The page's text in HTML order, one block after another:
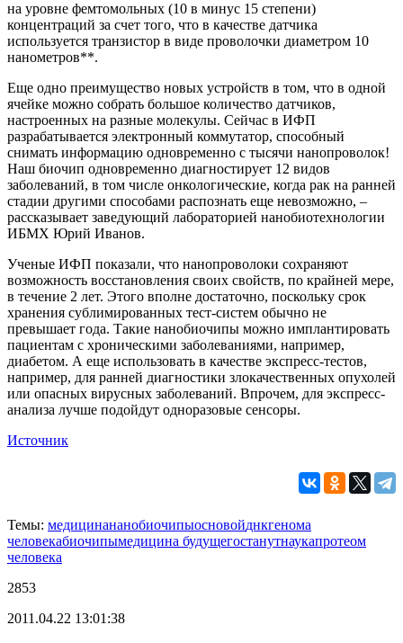
на уровне фемтомольных (10 в минус 15 степени)
концентраций за счет того, что в качестве датчика
используется транзистор в виде проволочки диаметром 10
нанометров**.
Еще одно преимущество новых устройств в том, что в одной
ячейке можно собрать большое количество датчиков,
настроенных на разные молекулы. Сейчас в ИФП
разрабатывается электронный коммутатор, способный
снимать информацию одновременно с тысячи нанопроволок!
Наш биочип одновременно диагностирует 12 видов
заболеваний, в том числе онкологические, когда рак на ранней
стадии другими способами распознать еще невозможно, –
рассказывает заведующий лабораторией нанобиотехнологии
ИБМХ Юрий Иванов.
Ученые ИФП показали, что нанопроволоки сохраняют
возможность восстановления своих свойств, по крайней мере,
в течение 2 лет. Этого вполне достаточно, поскольку срок
хранения сублимированных тест-систем обычно не
превышает года. Такие нанобиочипы можно имплантировать
пациентам с хроническими заболеваниями, например,
диабетом. А еще использовать в качестве экспресс-тестов,
например, для ранней диагностики злокачественных опухолей
или опасных вирусных заболеваний. Впрочем, для экспресс-
анализа лучше подойдут одноразовые сенсоры.
Источник
Темы: медицинананобиочипыосновойднкгенома
человекабиочипымедицина будущегостанутнаукапротеом
человека
2853
2011.04.22 13:01:38